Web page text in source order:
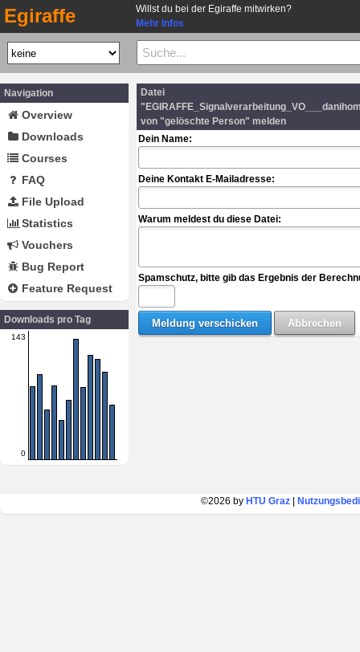
Egiraffe
Willst du bei der Egiraffe mitwirken?
Mehr Infos
Navigation
Overview
Downloads
Courses
FAQ
File Upload
Statistics
Vouchers
Bug Report
Feature Request
Downloads pro Tag
143
0
Datei
von "gelöschte Person" melden
Dein Name:
Deine Kontakt E-Mailadresse:
Warum meldest du diese Datei:
Spamschutz, bitte gib das Ergebnis der
©2026 by HTU Graz|